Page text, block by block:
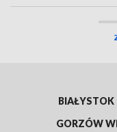
BIAŁYSTOK
GORZÓW